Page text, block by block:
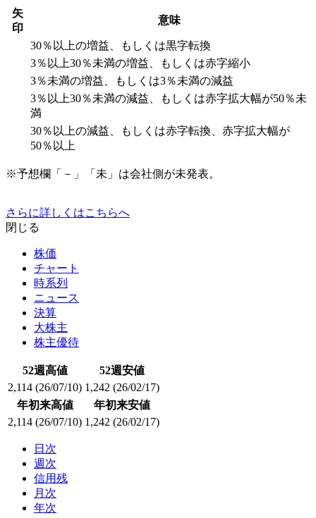
矢
印
意味
30％以上の増益、もしくは黒字転換
3％以上30％未満の増益、もしくは赤字縮小
3％未満の増益、もしくは3％未満の減益
3％以上30％未満の減益、もしくは赤字拡大幅が50％未
満
30％以上の減益、もしくは赤字転換、赤字拡大幅が
50％以上
※予想欄「－」「未」は会社側が未発表。
さらに詳しくはこちらへ
閉じる
株価
チャート
時系列
ニュース
決算
大株主
株主優待
52週高値
52週安値
2,114 (26/07/10) 1,242 (26/02/17)
年初来高値
年初来安値
2,114 (26/07/10) 1,242 (26/02/17)
日次
週次
信用残
月次
年次